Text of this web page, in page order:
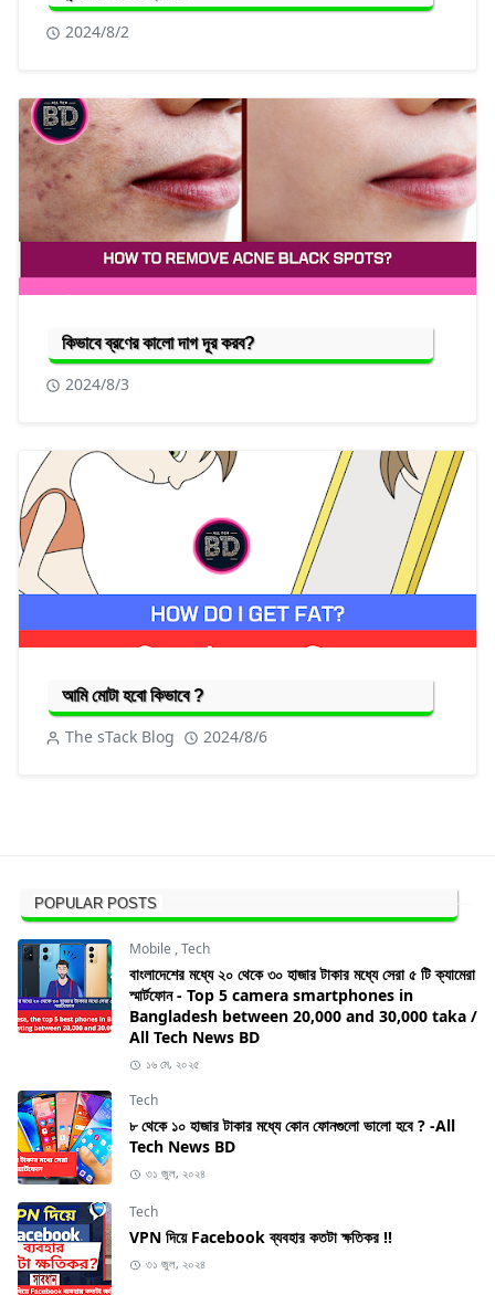
2024/8/2
কিভাবে ব্রণের কালো দাগ দূর করব?
2024/8/3
আমি মোটা হবো কিভাবে ?
The sTack Blog 2024/8/6
POPULAR POSTS
Mobile ,Tech
বাংলাদেশের মধ্যে ২০ থেকে ৩০ হাজার টাকার মধ্যে সেরা ৫ টি ক্যামেরা
স্মার্টফোন - Top 5 camera smartphones in
Bangladesh between 20,000 and 30,000 taka /
All Tech News BD
১৬ মে, ২০২৫
Tech
৮ থেকে ১০ হাজার টাকার মধ্যে কোন ফোনগুলো ভালো হবে ? -All
Tech News BD
৩১ জুল, ২০২৪
Tech
VPN দিয়ে Facebook ব্যবহার কতটা ক্ষতিকর !!
৩১ জুল, ২০২৪